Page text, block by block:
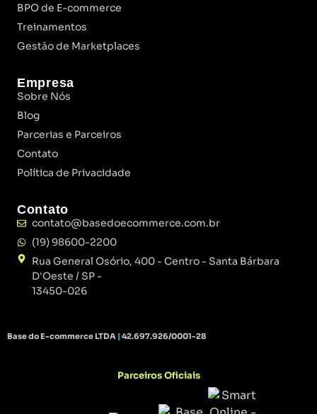
BPO de E-commerce
Treinamentos
Gestão de Marketplaces
Empresa
Sobre Nós
Blog
Parcerias e Parceiros
Contato
Política de Privacidade
Contato
contato@basedoecommerce.com.br
(19) 98600-2200
Rua General Osório, 400 - Centro - Santa Bárbara
D'Oeste / SP -
13450-026
Base do E-commerce LTDA | 42.697.926/0001-28
Parceiros Oficiais